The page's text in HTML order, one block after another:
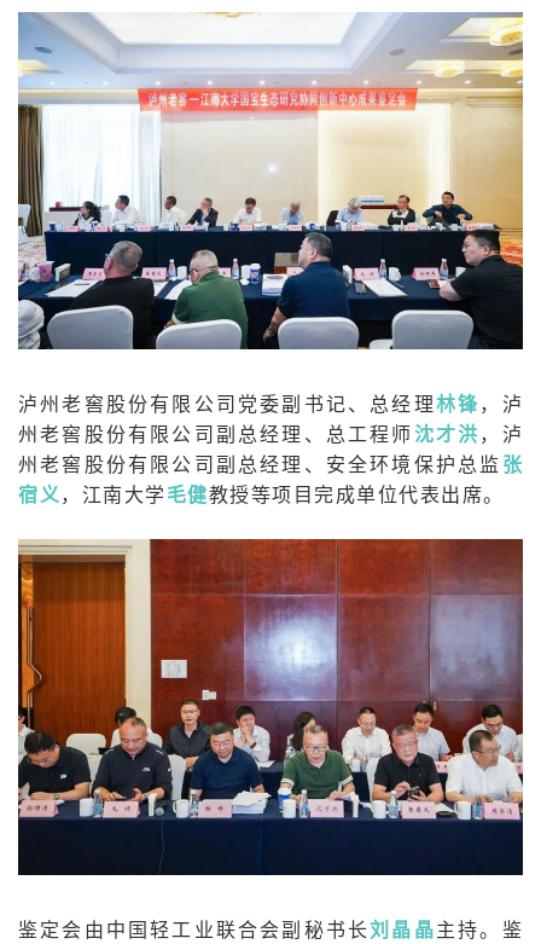
泸州老窖股份有限公司党委副书记、总经理林锋，泸
州老窖股份有限公司副总经理、总工程师沈才洪 ，泸
州老窖股份有限公司副总经理、安全环境保护总监 张
宿义 ，江南大学毛健教授等项目完成单位代表出席。
鉴定会由中国轻工业联合会副秘书长刘晶晶主持。鉴